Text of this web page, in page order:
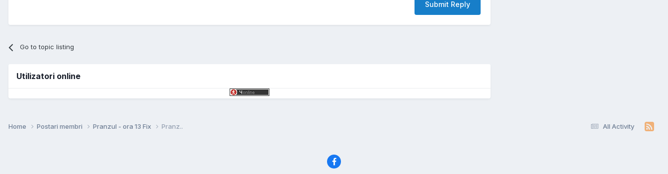
Submit Reply
Go to topic listing
Utilizatori online
All Activity
Home Postari membri Pranzul - ora 13 Fix Pranz..